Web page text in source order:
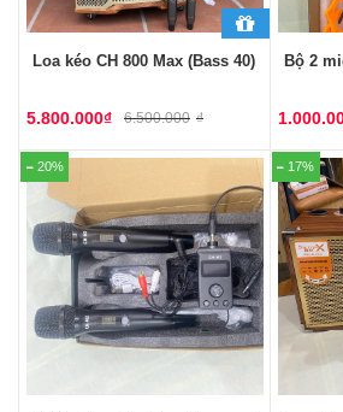
Loa kéo CH 800 Max (Bass 40)
6.500.000 ₫
5.800.000₫
Bộ 2
20% 17%